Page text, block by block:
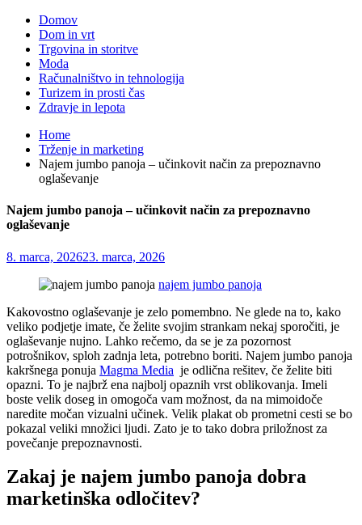
Domov
Dom in vrt
Trgovina in storitve
Moda
Računalništvo in tehnologija
Turizem in prosti čas
Zdravje in lepota
Home
Trženje in marketing
Najem jumbo panoja – učinkovit način za prepoznavno
oglaševanje
Najem jumbo panoja – učinkovit način za prepoznavno
oglaševanje
8. marca, 202623. marca, 2026
najem jumbo panoja
Kakovostno oglaševanje je zelo pomembno. Ne glede na to, kako
veliko podjetje imate, če želite svojim strankam nekaj sporočiti, je
oglaševanje nujno. Lahko rečemo, da se je za pozornost
potrošnikov, sploh zadnja leta, potrebno boriti. Najem jumbo panoja
kakršnega ponuja Magma Media je odlična rešitev, če želite biti
opazni. To je najbrž ena najbolj opaznih vrst oblikovanja. Imeli
boste velik doseg in omogoča vam možnost, da na mimoidoče
naredite močan vizualni učinek. Velik plakat ob prometni cesti se bo
pokazal veliki množici ljudi. Zato je to tako dobra priložnost za
povečanje prepoznavnosti.
Zakaj je najem jumbo panoja dobra
marketinška odločitev?